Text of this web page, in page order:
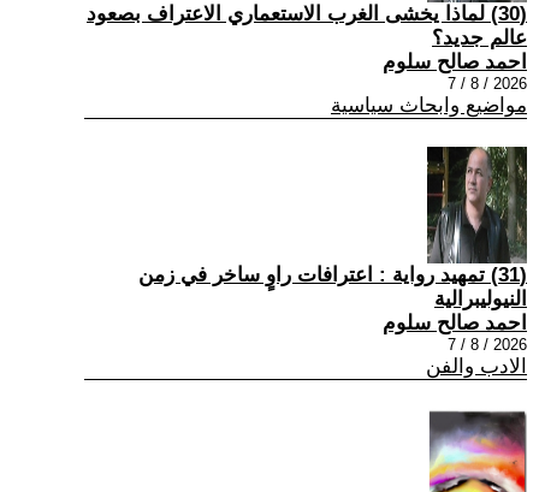
(30) لماذا يخشى الغرب الاستعماري الاعتراف بصعود
عالم جديد؟
احمد صالح سلوم
2026 / 8 / 7
مواضيع وابحاث سياسية
(31) تمهيد رواية : اعترافات راوٍ ساخر في زمن
النيوليبرالية
احمد صالح سلوم
2026 / 8 / 7
الادب والفن